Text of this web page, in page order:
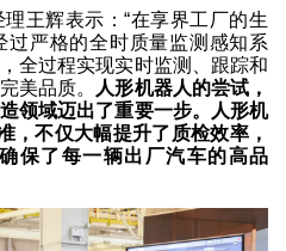
王辉表示：“在享界工厂的生
过严格的全时质量监测感知系
全过程实现实时监测、跟踪和
美品质。
人形机器人的尝试，
领域迈出了重要一步。人形机
，不仅大幅提升了质检效率，
保了每一辆出厂汽车的高品